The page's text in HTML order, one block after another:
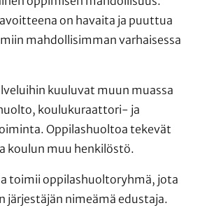
on havaita ja puuttua
mahdollisimman varhaisessa
kuuluvat muun muassa
koulukuraattori- ja
Oppilashuoltoa tekevät
koulun muu henkilöstö.
toimii oppilashuoltoryhmä, jota
järjestäjän nimeämä edustaja.